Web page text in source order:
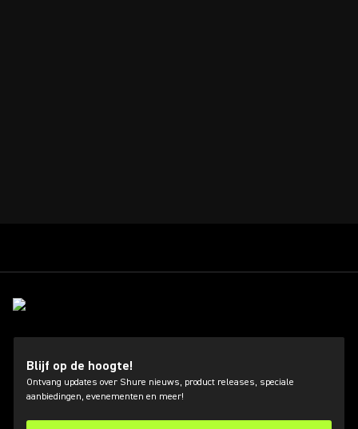
Blijf op de hoogte!
Ontvang updates over Shure nieuws, product releases, speciale
aanbiedingen, evenementen en meer!